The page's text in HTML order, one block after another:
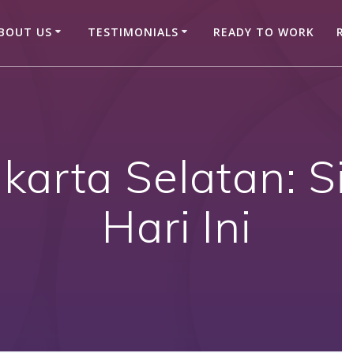
US TESTIMONIALS READY TO WORK
Selatan:
Hari Ini